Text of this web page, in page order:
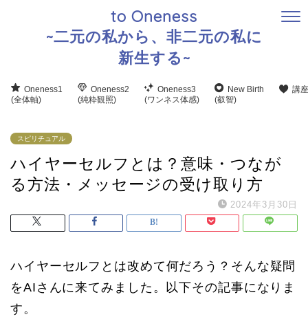
to Oneness
~二元の私から、非二元の私に
新生する~
Oneness1
(全体軸)
Oneness2
(純粋観照)
Oneness3
(ワンネス体感)
New Birth
(叡智)
講
スピリチュアル
ハイヤーセルフとは？意味・つなが
る方法・メッセージの受け取り方
2024年3月30日
ハイヤーセルフとは改めて何だろう？そんな疑問
をAIさんに来てみました。以下その記事になりま
す。